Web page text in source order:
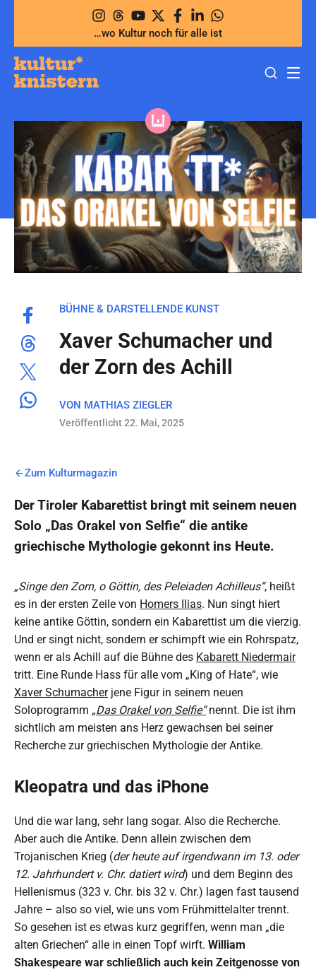
springen
…wo Kultur noch für alle ist
BÜHNE & DARSTELLENDE KUNST
Xaver Schumacher und
der Zorn des Achill
VON MATHIAS ZIEGLER
Veröffentlicht 22. Mai, 2025
Zum Kulturmagazin
Der Tiroler Kabarettist bringt mit seinem neuen
Solo „Das Orakel von Selfie“ die antike
griechische Mythologie gekonnt ins Heute.
„Singe den Zorn, o Göttin, des Peleiaden Achilleus“, heißt
es in der ersten Zeile von Homers Ilias. Nun singt hiert
keine antike Göttin, sondern ein Kabarettist um die vierzig.
Und er singt nicht, sondern er schimpft wie ein Rohrspatz,
wenn er als Achill auf die Bühne des Kabarett Niedermair
tritt. Eine Runde Hass für alle vom „King of Hate“, wie
Xaver Schumacherjene Figur in seinem neuen
Soloprogramm „Das Orakel von Selfie“ nennt. Die ist ihm
sichtlich am meisten ans Herz gewachsen bei seiner
Recherche zur griechischen Mythologie der Antike.
Kleopatra und das iPhone
Und die war lang, sehr lang sogar. Also die Recherche.
Aber auch die Antike. Denn allein zwischen dem
Trojanischen Krieg (der heute auf irgendwann im 13. oder
12. Jahrhundert v. Chr. datiert wird) und dem Beginn des
Hellenismus (323 v. Chr. bis 32 v. Chr.) lagen fast tausend
Jahre – also so viel, wie uns vom Frühmittelalter trennt.
So gesehen ist es etwas kurz gegriffen, wenn man „die
alten Griechen“ alle in einen Topf wirft. William
Shakespeare war schließlich auch kein Zeitgenosse von